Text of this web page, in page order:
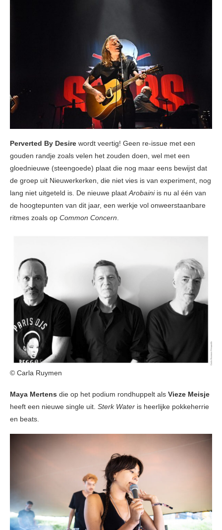
Perverted By Desire wordt veertig! Geen re-issue met een
gouden randje zoals velen het zouden doen, wel met een
gloednieuwe (steengoede) plaat die nog maar eens bewijst dat
de groep uit Nieuwerkerken, die niet vies is van experiment, nog
lang niet uitgeteld is. De nieuwe plaatArobainiis nu al één van
de hoogtepunten van dit jaar, een werkje vol onweerstaanbare
ritmes zoals op Common Concern.
© Carla Ruymen
Maya Mertens die op het podium rondhuppelt als Vieze Meisje
heeft een nieuwe single uit. Sterk Water is heerlijke pokkeherrie
en beats.